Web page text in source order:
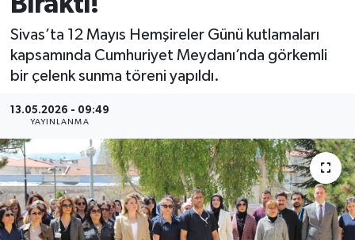
Sivas’ta 12 Mayıs Hemşireler Günü kutlamaları
kapsamında Cumhuriyet Meydanı’nda görkemli
bir çelenk sunma töreni yapıldı.
13.05.2026 - 09:49
YAYINLANMA
MAGAZİN
ÖZEL HABER
RESMİ İLANLAR
SAĞLIK
SİYASET
SOSYAL YARDIMLAR